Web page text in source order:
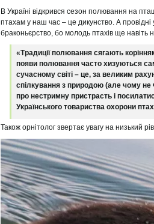
В Україні відкрився сезон полювання на
птахам у наш час – це дикунство. А
браконьєрство, бо молодь птахів ще навіть
«Традиції полювання сягають
появи полювання часто хизуються
сучасному світі – це, за великим
спілкування з природою (але чому не
про нестримну пристрасть і
Українського товариства охорони
Також орнітолог звертає увагу на низький